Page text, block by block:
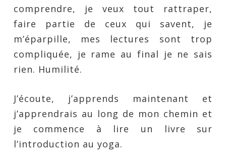
comprendre, je veux tout rattraper,
faire partie de ceux qui savent, je
m’éparpille, mes lectures sont trop
compliquée, je rame au final je ne sais
rien. Humilité.
J’écoute, j’apprends maintenant et
j’apprendrais au long de mon chemin et
je commence à lire un livre sur
l’introduction au yoga.